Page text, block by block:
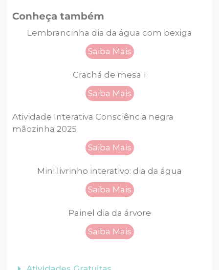
Conheça também
Lembrancinha dia da água com bexiga
Saiba Mais
Crachá de mesa 1
Saiba Mais
Atividade Interativa Consciência negra
mãozinha 2025
Saiba Mais
Mini livrinho interativo: dia da água
Saiba Mais
Painel dia da árvore
Saiba Mais